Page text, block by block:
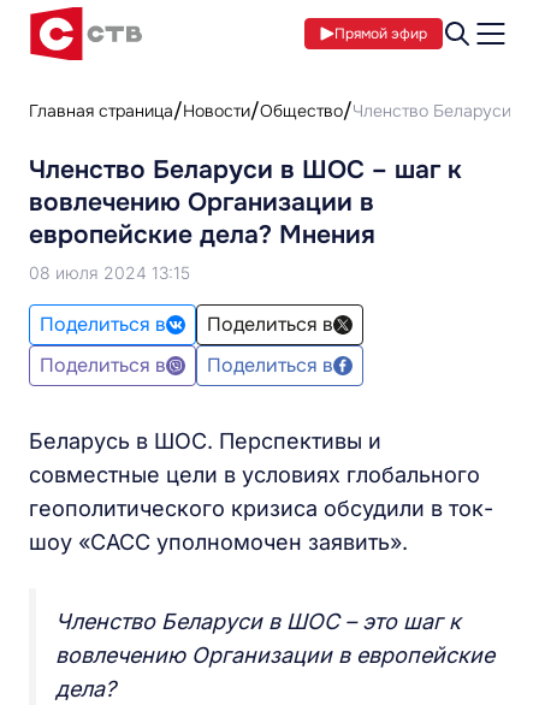
Прямой эфир
Главная страница Новости Общество Членство Беларуси в
Членство Беларуси в ШОС – шаг к
вовлечению Организации в
европейские дела? Мнения
08 июля 2024 13:15
Поделиться в
Поделиться в
Поделиться в
Поделиться в
Беларусь в ШОС. Перспективы и
совместные цели в условиях глобального
геополитического кризиса обсудили в ток-
шоу «САСС уполномочен заявить».
Членство Беларуси в ШОС – это шаг к
вовлечению Организации в европейские
дела?